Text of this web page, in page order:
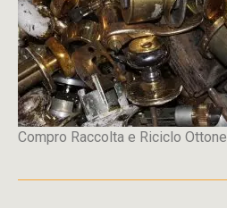
Compro Raccolta e Riciclo Ottone